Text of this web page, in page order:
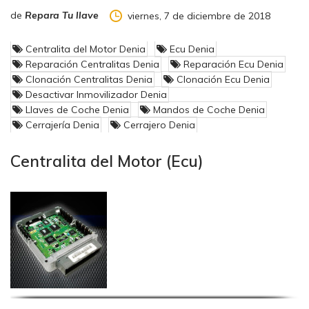
de Repara Tu llave viernes, 7 de diciembre de 2018
Centralita del Motor Denia
Ecu Denia
Reparación Centralitas Denia
Reparación Ecu Denia
Clonación Centralitas Denia
Clonación Ecu Denia
Desactivar Inmovilizador Denia
Llaves de Coche Denia
Mandos de Coche Denia
Cerrajería Denia
Cerrajero Denia
Centralita del Motor (Ecu)